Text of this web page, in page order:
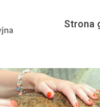
Strona